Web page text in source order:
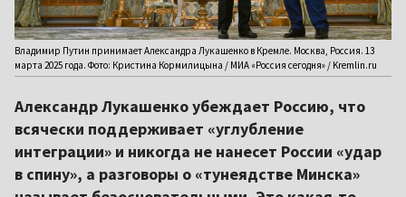
Владимир Путин принимает Александра Лукашенко в Кремле. Москва, Россия. 13
марта 2025 года. Фото: Кристина Кормилицына / МИА «Россия сегодня» / Kremlin.ru
Александр Лукашенко убеждает Россию, что
всячески поддерживает «углубление
интеграции» и никогда не нанесет России «удар
в спину», а разговоры о «тунеядстве Минска»